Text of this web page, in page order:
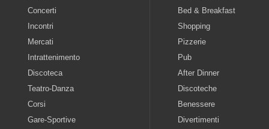
Concerti
Incontri
Mercati
Intrattenimento
Discoteca
Teatro-Danza
Corsi
Gare-Sportive
Bed & Breakfast
Shopping
Pizzerie
Pub
After Dinner
Discoteche
Benessere
Divertimenti